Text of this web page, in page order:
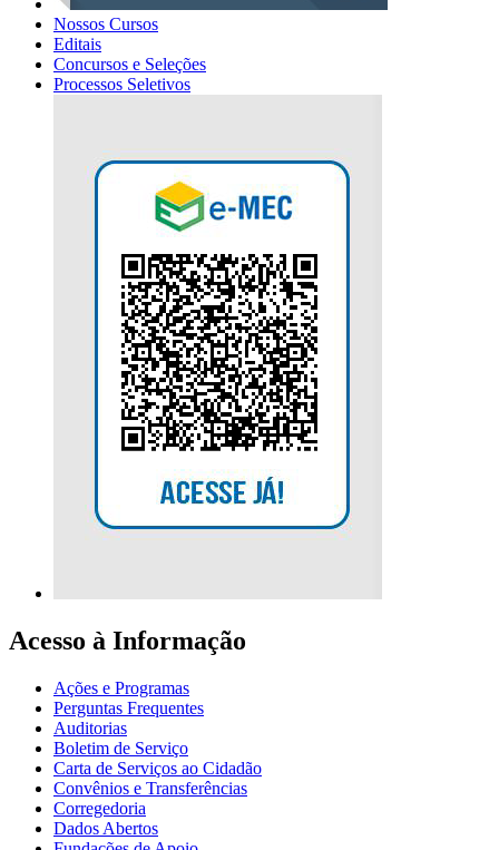
Nossos Cursos
Editais
Concursos e Seleções
Processos Seletivos
Acesso à Informação
Ações e Programas
Perguntas Frequentes
Auditorias
Boletim de Serviço
Carta de Serviços ao Cidadão
Convênios e Transferências
Corregedoria
Dados Abertos